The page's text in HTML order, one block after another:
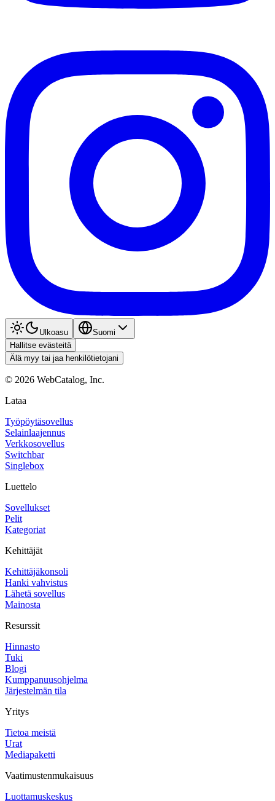
Ulkoasu
Suomi
Hallitse evästeitä
Älä myy tai jaa henkilötietojani
© 2026 WebCatalog, Inc.
Lataa
Työpöytäsovellus
Selainlaajennus
Verkkosovellus
Switchbar
Singlebox
Luettelo
Sovellukset
Pelit
Kategoriat
Kehittäjät
Kehittäjäkonsoli
Hanki vahvistus
Lähetä sovellus
Mainosta
Resurssit
Hinnasto
Tuki
Blogi
Kumppanuusohjelma
Järjestelmän tila
Yritys
Tietoa meistä
Urat
Mediapaketti
Vaatimustenmukaisuus
Luottamuskeskus